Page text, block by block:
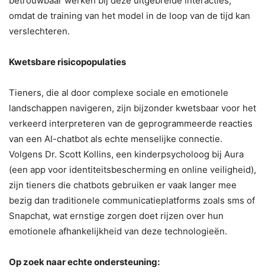
omdat de training van het model in de loop van de tijd kan
verslechteren.
Kwetsbare risicopopulaties
Tieners, die al door complexe sociale en emotionele
landschappen navigeren, zijn bijzonder kwetsbaar voor het
verkeerd interpreteren van de geprogrammeerde reacties
van een AI-chatbot als echte menselijke connectie.
Volgens Dr. Scott Kollins, een kinderpsycholoog bij Aura
(een app voor identiteitsbescherming en online veiligheid),
zijn tieners die chatbots gebruiken er vaak langer mee
bezig dan traditionele communicatieplatforms zoals sms of
Snapchat, wat ernstige zorgen doet rijzen over hun
emotionele afhankelijkheid van deze technologieën.
Op zoek naar echte ondersteuning: